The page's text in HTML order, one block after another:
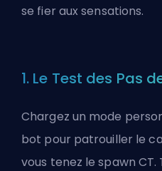
se fier aux sensations.
1. Le Test des Pas
Chargez un mode
bot pour patrouiller le
vous tenez le spawn